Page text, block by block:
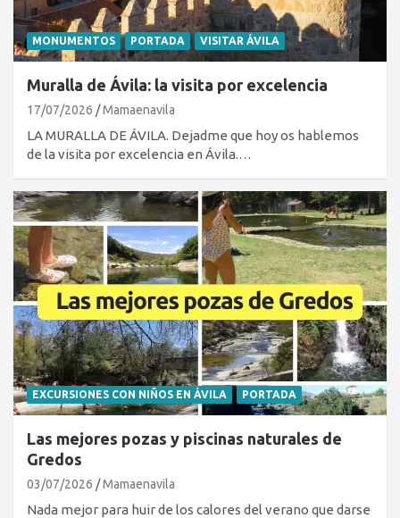
MONUMENTOS PORTADA VISITAR ÁVILA
Muralla de Ávila: la visita por excelencia
17/07/2026 Mamaenavila
LA MURALLA DE ÁVILA. Dejadme que hoy os hablemos
de la visita por excelencia en Ávila.…
EXCURSIONES CON NIÑOS EN ÁVILA PORTADA
Las mejores pozas y piscinas naturales de
Gredos
03/07/2026 Mamaenavila
Nada mejor para huir de los calores del verano que darse